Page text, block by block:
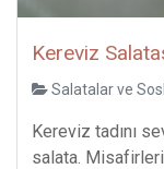
Kereviz
Salatalar ve
Kereviz tadını
salata.